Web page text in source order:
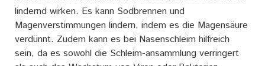
lindernd wirken. Es kann Sodbrennen und
Magenverstimmungen lindern, indem es die Magensäure
verdünnt. Zudem kann es bei Nasenschleim hilfreich
sein, da es sowohl die Schleim-ansammlung verringert